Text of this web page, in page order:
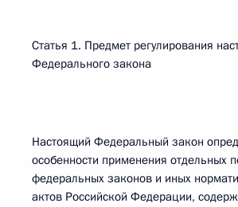
Статья 1. Предмет регулирования
Федерального закона
Настоящий Федеральный закон
особенности применения отдельных
федеральных законов и иных
актов Российской Федерации,